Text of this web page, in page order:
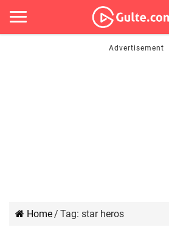
Home/ Tag: star heros